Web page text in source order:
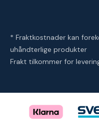
* Fraktkostnader kan
uhåndterlige produkter
Frakt tilkommer for